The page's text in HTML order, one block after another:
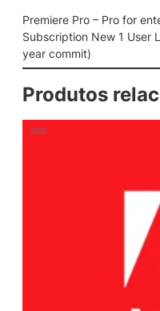
Premiere Pro – Pro for
Subscription New 1 User
year commit)
Produtos